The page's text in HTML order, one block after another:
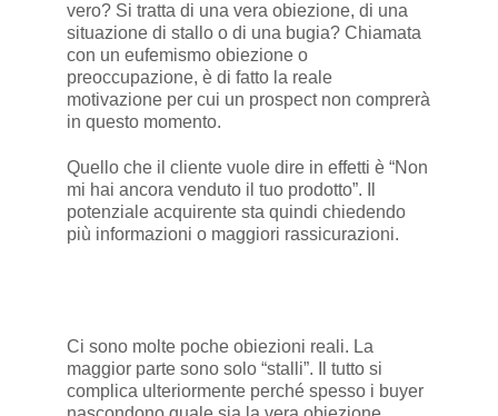
vero? Si tratta di una vera obiezione, di una
situazione di stallo o di una bugia? Chiamata
con un eufemismo obiezione o
preoccupazione, è di fatto la reale
motivazione per cui un prospect non comprerà
in questo momento.
Quello che il cliente vuole dire in effetti è “Non
mi hai ancora venduto il tuo prodotto”. Il
potenziale acquirente sta quindi chiedendo
più informazioni o maggiori rassicurazioni.
Ci sono molte poche obiezioni reali. La
maggior parte sono solo “stalli”. Il tutto si
complica ulteriormente perché spesso i buyer